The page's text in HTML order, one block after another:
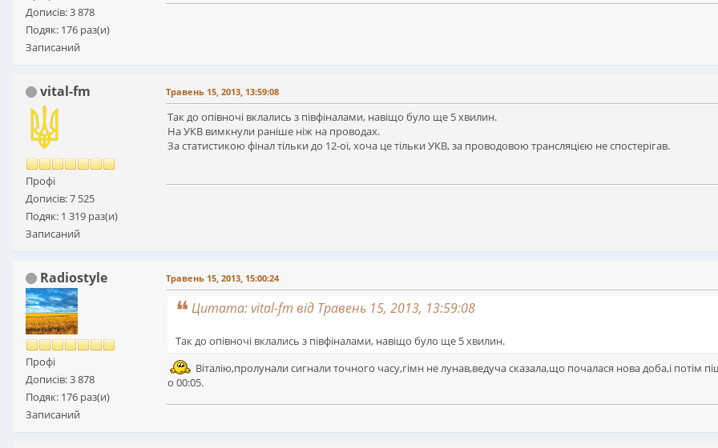
Дописів: 3 878
Подяк: 176 раз(и)
Записаний
vital-fm
Профі
Дописів: 7 525
Подяк: 1 319 раз(и)
Записаний
Травень 15, 2013, 13:59:08
Так до опівночі вклались з півфіналами, навіщо було ще 5 хвилин.
На УКВ вимкнули раніше ніж на проводах.
За статистикою фінал тільки до 12-ої, хоча це тільки УКВ, за проводовою трансляцією не спостерігав.
Radiostyle
Профі
Дописів: 3 878
Подяк: 176 раз(и)
Записаний
Травень 15, 2013, 15:00:24
Цитата: vital-fm від Травень 15, 2013, 13:59:08
Так до опівночі вклались з півфіналами, навіщо було ще 5 хвилин.
Віталію,пролунали сигнали точного часу,гімн не лунав,ведуча сказала,що почалася нова доба,і потім
о 00:05.